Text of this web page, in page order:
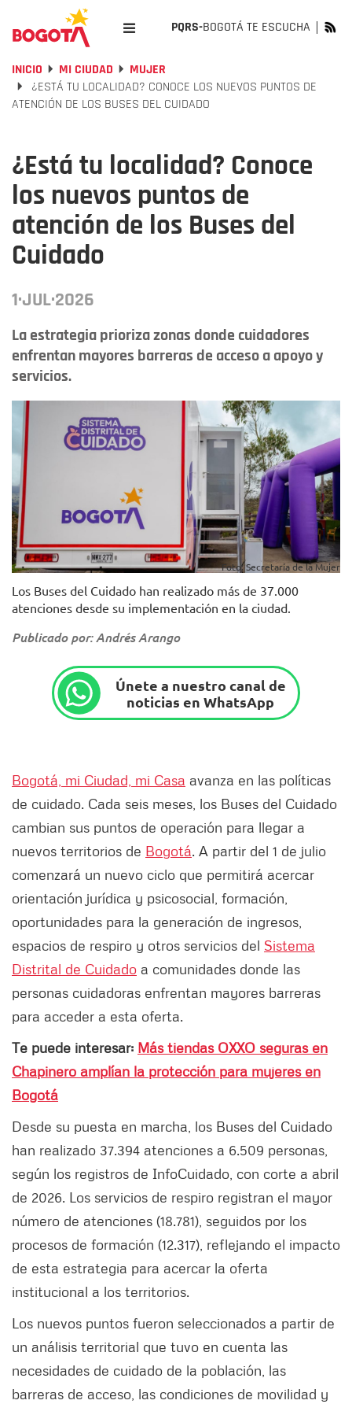
PQRS-BOGOTÁ TE ESCUCHA
INICIO MI CIUDAD
MUJER
¿ESTÁ TU LOCALIDAD? CONOCE LOS NUEVOS PUNTOS DE
ATENCIÓN DE LOS BUSES DEL CUIDADO
¿Está tu localidad? Conoce
los nuevos puntos de
atención de los Buses del
Cuidado
1·JUL·2026
La estrategia prioriza zonas donde cuidadores
enfrentan mayores barreras de acceso a apoyo y
servicios.
Foto: Secretaría de la Mujer
Los Buses del Cuidado han realizado más de 37.000
atenciones desde su implementación en la ciudad.
Publicado por: Andrés Arango
Únete a nuestro canal de
noticias en WhatsApp
Bogotá, mi Ciudad, mi Casa avanza en las políticas
de cuidado. Cada seis meses, los Buses del Cuidado
cambian sus puntos de operación para llegar a
nuevos territorios de Bogotá. A partir del 1 de julio
comenzará un nuevo ciclo que permitirá acercar
orientación jurídica y psicosocial, formación,
oportunidades para la generación de ingresos,
espacios de respiro y otros servicios del Sistema
Distrital de Cuidado a comunidades donde las
personas cuidadoras enfrentan mayores barreras
para acceder a esta oferta.
Te puede interesar: Más tiendas OXXO seguras en
Chapinero amplían la protección para mujeres en
Bogotá
Desde su puesta en marcha, los Buses del Cuidado
han realizado 37.394 atenciones a 6.509 personas,
según los registros de InfoCuidado, con corte a abril
de 2026. Los servicios de respiro registran el mayor
número de atenciones (18.781), seguidos por los
procesos de formación (12.317), reflejando el impacto
de esta estrategia para acercar la oferta
institucional a los territorios.
Los nuevos puntos fueron seleccionados a partir de
un análisis territorial que tuvo en cuenta las
necesidades de cuidado de la población, las
barreras de acceso, las condiciones de movilidad y